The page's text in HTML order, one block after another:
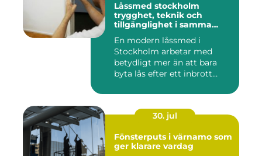
Låssmed stockholm
trygghet, teknik och
tillgänglighet i samma
En modern låssmed i
Stockholm arbetar med
betydligt mer än att bara
byta lås efter ett inbrott
30. jul
Fönsterputs i värnamo som
ger klarare vardag